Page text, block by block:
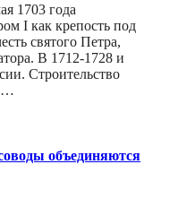
1703 года
I как крепость под
святого Петра,
В 1712-1728 и
Строительство
объединяются